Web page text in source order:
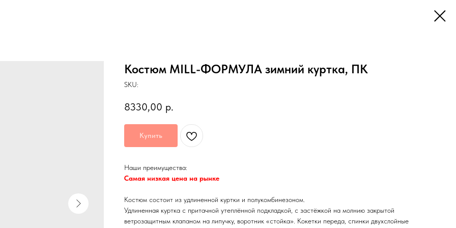
Костюм MILL-ФОРМУЛА зимний куртка, ПК
SKU:
8330,00 р.
Купить
Наши преимущества:
Самая низкая цена на рынке
Костюм состоит из удлиненной куртки и полукомбинезоном.
Удлиненная куртка с притачной утеплённой подкладкой, с застёжкой на молнию закрытой
ветрозащитным клапаном на липучку, воротник «стойка». Кокетки переда, спинки двухслойные